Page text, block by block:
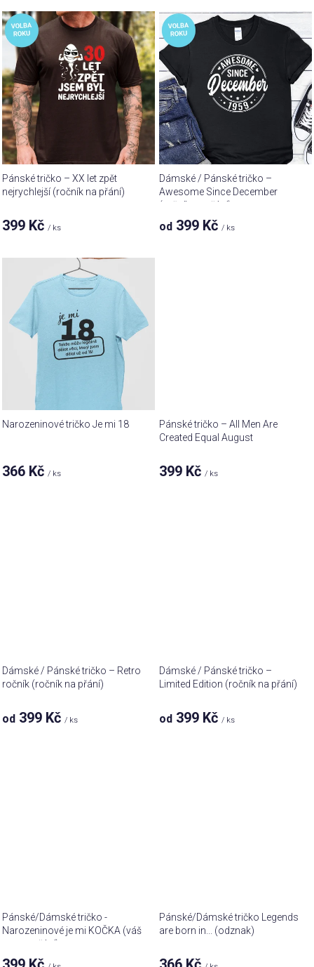
r
o
u
k
t
ů
V
ý
p
i
s
p
r
o
d
u
k
ů
Pánské tričko – XX let zpět
nejrychlejší (ročník na přání)
399 Kč/ ks
Dámské / Pánské tričko –
Awesome Since December
(ročník na přání)
od 399 Kč/ ks
Narozeninové tričko Je mi 18
366 Kč/ ks
Pánské tričko – All Men Are
Created Equal August
399 Kč/ ks
Dámské / Pánské tričko – Retro
ročník (ročník na přání)
od 399 Kč/ ks
Dámské / Pánské tričko –
Limited Edition (ročník na přání)
od 399 Kč/ ks
Pánské/Dámské tričko -
Narozeninové je mi KOČKA (váš
text na přání)
Pánské/Dámské tričko Legends
are born in... (odznak)